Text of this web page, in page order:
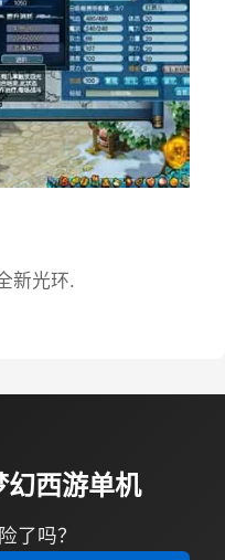
新光环.
西游单机
了吗？